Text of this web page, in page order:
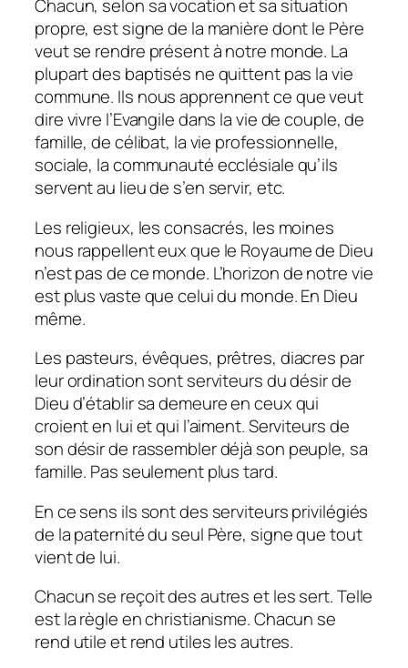
Chacun, selon sa vocation et sa situation
propre, est signe de la manière dont le Père
veut se rendre présent à notre monde. La
plupart des baptisés ne quittent pas la vie
commune. Ils nous apprennent ce que veut
dire vivre l’Evangile dans la vie de couple, de
famille, de célibat, la vie professionnelle,
sociale, la communauté ecclésiale qu’ils
servent au lieu de s’en servir, etc.
Les religieux, les consacrés, les moines
nous rappellent eux que le Royaume de Dieu
n’est pas de ce monde. L’horizon de notre vie
est plus vaste que celui du monde. En Dieu
même.
Les pasteurs, évêques, prêtres, diacres par
leur ordination sont serviteurs du désir de
Dieu d’établir sa demeure en ceux qui
croient en lui et qui l’aiment. Serviteurs de
son désir de rassembler déjà son peuple, sa
famille. Pas seulement plus tard.
En ce sens ils sont des serviteurs privilégiés
de la paternité du seul Père, signe que tout
vient de lui.
Chacun se reçoit des autres et les sert. Telle
est la règle en christianisme. Chacun se
rend utile et rend utiles les autres.